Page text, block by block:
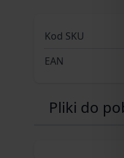
Kod SKU
EAN
Pliki do